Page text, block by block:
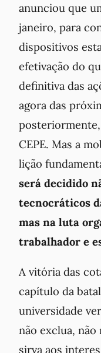
anunciou que
janeiro, para
dispositivos
efetivação do
definitiva das
agora das
CEPE. Mas a
lição
será decidido
tecnocráticos
mas na luta
trabalhador e
A vitória das
capítulo da
universidade
não exclua,
sirva aos